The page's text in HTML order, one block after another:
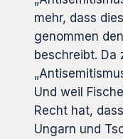
mehr, dass
genommen
beschreibt. Da
Und weil
Recht hat,
Ungarn und